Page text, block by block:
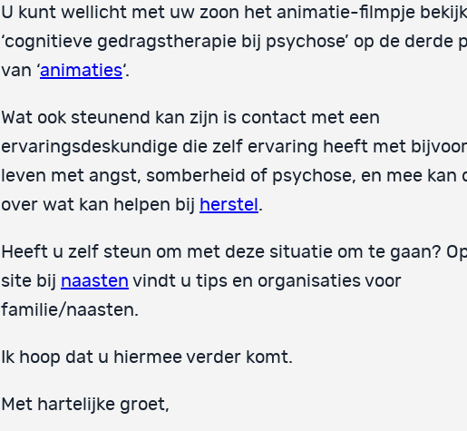
U kunt wellicht met uw zoon het animatie-filmpje
‘cognitieve gedragstherapie bij psychose’ op de derde
van ‘animaties‘.
Wat ook steunend kan zijn is contact met een
ervaringsdeskundige die zelf ervaring heeft met
leven met angst, somberheid of psychose, en mee kan
over wat kan helpen bij herstel .
Heeft u zelf steun om met deze situatie om te gaan?
site bij naasten vindt u tips en organisaties voor
familie/naasten.
Ik hoop dat u hiermee verder komt.
Met hartelijke groet,